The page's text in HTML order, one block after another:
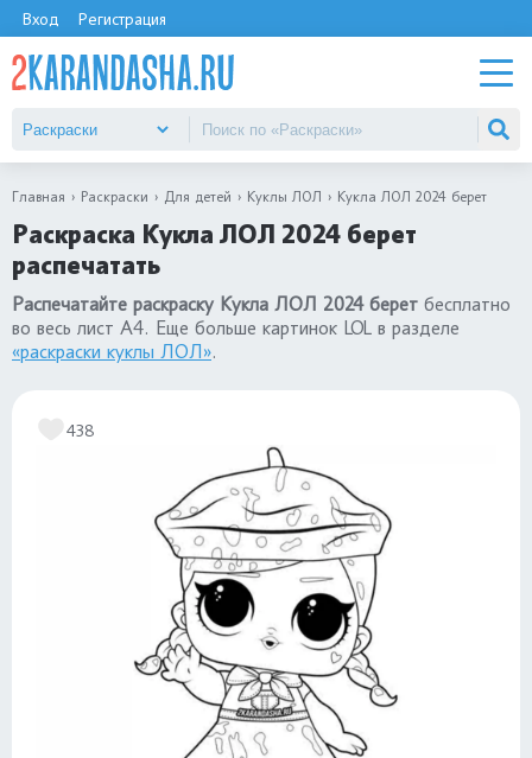
Вход Регистрация
Главная Раскраски Для детей Куклы ЛОЛ Кукла ЛОЛ 2024 берет
Раскраска Кукла ЛОЛ 2024 берет
распечатать
Распечатайте раскраску Кукла ЛОЛ 2024 берет бесплатно
во весь лист А4. Еще больше картинок LOL в разделе
«раскраски куклы ЛОЛ».
438